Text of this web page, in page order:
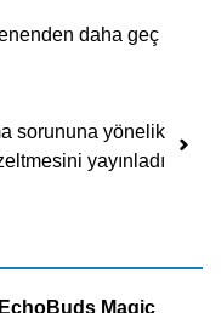
daha geç
sorununa yönelik
yayınladı
Magic